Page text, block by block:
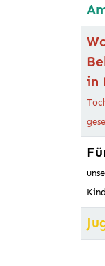
in